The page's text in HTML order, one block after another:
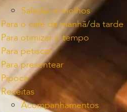
Saladas e molhos
Para o café da manhã/da tarde
Para otimizar o tempo
Para petiscar
Para presentear
Pipoca
Receitas
Acompanhamentos